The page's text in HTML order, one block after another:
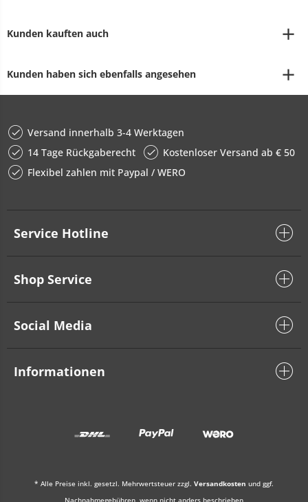
Kunden kauften auch
Kunden haben sich ebenfalls angesehen
Versand innerhalb 3-4 Werktagen
14 Tage Rückgaberecht
Kostenloser Versand ab € 50
Flexibel zahlen mit Paypal / WERO
Service Hotline
Shop Service
Social Media
Informationen
* Alle Preise inkl. gesetzl. Mehrwertsteuer zzgl. Versandkosten und ggf.